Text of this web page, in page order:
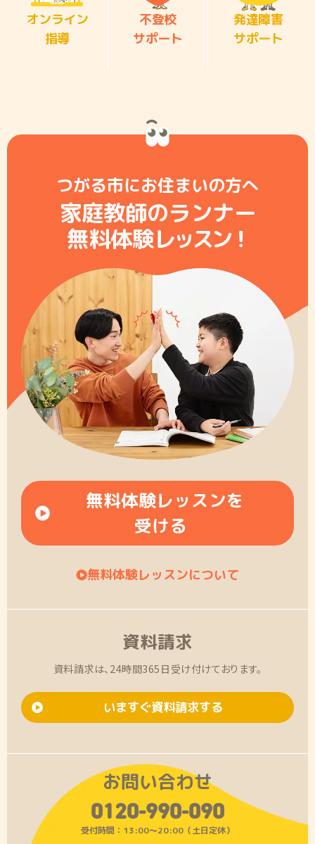
オンライン
指導
不登校
サポート
発達障害
サポート
つがる市にお住まいの方へ
家庭教師のランナー
無料体験レッスン！
無料体験レッスンを
受ける
無料体験レッスンについて
資料請求
資料請求は、24時間365日受け付けております。
いますぐ資料請求する
お問い合わせ
0120-990-090
受付時間：13:00〜20:00（土日定休）